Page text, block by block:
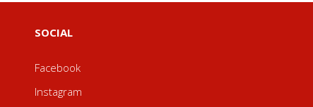
SOCIAL
Facebook
Instagram